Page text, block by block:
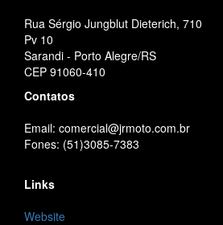
Rua Sérgio Jungblut Dieterich, 710
Pv 10
Sarandi - Porto Alegre/RS
CEP 91060-410
Contatos
Email: comercial@jrmoto.com.br
Fones: (51)3085-7383
Links
Website